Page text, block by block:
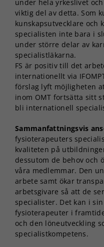
under hela yrkeslivet
viktig del av detta. Som
kunskapsutvecklare och
specialisten inte bara i
under större delar av
specialistläkarna.
FS är positiv till det
internationellt via
förslag lyft möjligheten
inom OMT fortsätta sitt
bli internationell
Sammanfattningsvis
fysioterapeuters
kvaliteten på
dessutom de behov och
våra medlemmar. Den
arbete samt ökar
arbetsgivare så att de
specialister. Det kan i
fysioterapeuter i
och den löneutveckling
specialistkompetens.